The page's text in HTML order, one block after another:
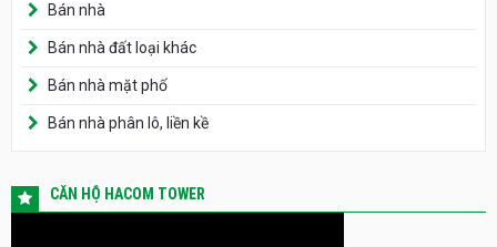
Bán nhà
Bán nhà đất loại khác
Bán nhà mặt phố
Bán nhà phân lô, liền kề
CĂN HỘ HACOM TOWER